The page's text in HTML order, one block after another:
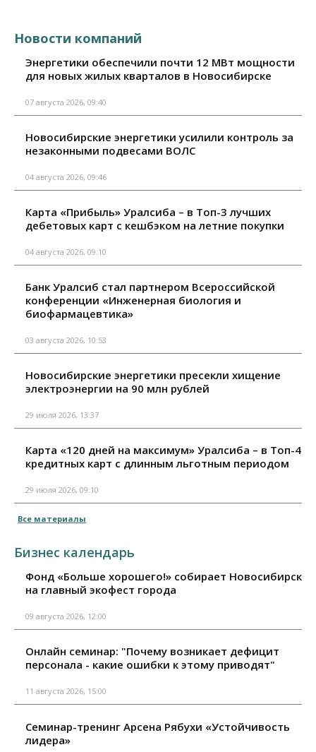
Новости компаний
Энергетики обеспечили почти 12 МВт мощности
для новых жилых кварталов в Новосибирске
07 августа 2026, 09:40
Новосибирские энергетики усилили контроль за
незаконными подвесами ВОЛС
04 августа 2026, 09:46
Карта «Прибыль» Уралсиба – в Топ-3 лучших
дебетовых карт с кешбэком на летние покупки
04 августа 2026, 09:10
Банк Уралсиб стал партнером Всероссийской
конференции «Инженерная биология и
биофармацевтика»
03 августа 2026, 10:53
Новосибирские энергетики пресекли хищение
электроэнергии на 90 млн рублей
29 июля 2026, 13:37
Карта «120 дней на максимум» Уралсиба – в Топ-4
кредитных карт с длинным льготным периодом
29 июля 2026, 09:10
Все материалы
Бизнес календарь
Фонд «Больше хорошего!» собирает Новосибирск
на главный экофест города
09 августа 2026, 12:00
Онлайн семинар: "Почему возникает дефицит
персонала - какие ошибки к этому приводят"
11 августа 2026, 15:00
Семинар-тренинг Арсена Рябухи «Устойчивость
лидера»